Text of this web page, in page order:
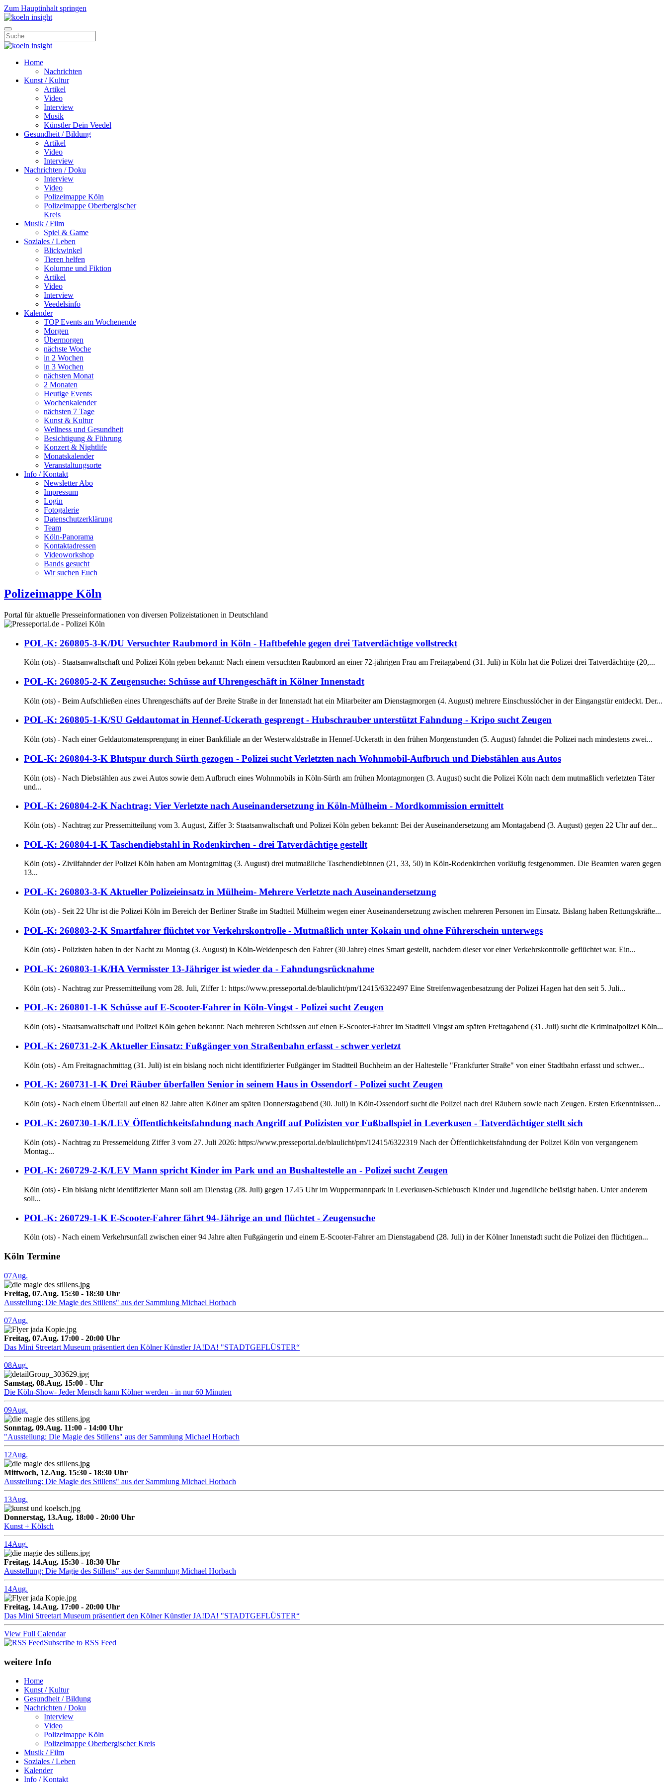
Zum Hauptinhalt springen
Home
Nachrichten
Kunst / Kultur
Artikel
Video
Interview
Musik
Künstler Dein Veedel
Gesundheit / Bildung
Artikel
Video
Interview
Nachrichten / Doku
Interview
Video
Polizeimappe Köln
Polizeimappe Oberbergischer
Kreis
Musik / Film
Spiel & Game
Soziales / Leben
Blickwinkel
Tieren helfen
Kolumne und Fiktion
Artikel
Video
Interview
Veedelsinfo
Kalender
TOP Events am Wochenende
Morgen
Übermorgen
nächste Woche
in 2 Wochen
in 3 Wochen
nächsten Monat
2 Monaten
Heutige Events
Wochenkalender
nächsten 7 Tage
Kunst & Kultur
Wellness und Gesundheit
Besichtigung & Führung
Konzert & Nightlife
Monatskalender
Veranstaltungsorte
Info / Kontakt
Newsletter Abo
Impressum
Login
Fotogalerie
Datenschutzerklärung
Team
Köln-Panorama
Kontaktadressen
Videoworkshop
Bands gesucht
Wir suchen Euch
Polizeimappe Köln
Portal für aktuelle Presseinformationen von diversen Polizeistationen in Deutschland
POL-K: 260805-3-K/DU Versuchter Raubmord in Köln - Haftbefehle gegen drei Tatverdächtige vollstreckt
Köln (ots) - Staatsanwaltschaft und Polizei Köln geben bekannt: Nach einem versuchten Raubmord an einer 72-jährigen Frau am Freitagabend (31. Juli) in Köln hat die Polizei drei Tatverdächtige (20,...
POL-K: 260805-2-K Zeugensuche: Schüsse auf Uhrengeschäft in Kölner Innenstadt
Köln (ots) - Beim Aufschließen eines Uhrengeschäfts auf der Breite Straße in der Innenstadt hat ein Mitarbeiter am Dienstagmorgen (4. August) mehrere Einschusslöcher in der Eingangstür entdeckt. Der...
POL-K: 260805-1-K/SU Geldautomat in Hennef-Uckerath gesprengt - Hubschrauber unterstützt Fahndung - Kripo sucht Zeugen
Köln (ots) - Nach einer Geldautomatensprengung in einer Bankfiliale an der Westerwaldstraße in Hennef-Uckerath in den frühen Morgenstunden (5. August) fahndet die Polizei nach mindestens zwei...
POL-K: 260804-3-K Blutspur durch Sürth gezogen - Polizei sucht Verletzten nach Wohnmobil-Aufbruch und Diebstählen aus Autos
Köln (ots) - Nach Diebstählen aus zwei Autos sowie dem Aufbruch eines Wohnmobils in Köln-Sürth am frühen Montagmorgen (3. August) sucht die Polizei Köln nach dem mutmaßlich verletzten Täter
und...
POL-K: 260804-2-K Nachtrag: Vier Verletzte nach Auseinandersetzung in Köln-Mülheim - Mordkommission ermittelt
Köln (ots) - Nachtrag zur Pressemitteilung vom 3. August, Ziffer 3: Staatsanwaltschaft und Polizei Köln geben bekannt: Bei der Auseinandersetzung am Montagabend (3. August) gegen 22 Uhr auf der...
POL-K: 260804-1-K Taschendiebstahl in Rodenkirchen - drei Tatverdächtige gestellt
Köln (ots) - Zivilfahnder der Polizei Köln haben am Montagmittag (3. August) drei mutmaßliche Taschendiebinnen (21, 33, 50) in Köln-Rodenkirchen vorläufig festgenommen. Die Beamten waren gegen
13...
POL-K: 260803-3-K Aktueller Polizeieinsatz in Mülheim- Mehrere Verletzte nach Auseinandersetzung
Köln (ots) - Seit 22 Uhr ist die Polizei Köln im Bereich der Berliner Straße im Stadtteil Mülheim wegen einer Auseinandersetzung zwischen mehreren Personen im Einsatz. Bislang haben Rettungskräfte...
POL-K: 260803-2-K Smartfahrer flüchtet vor Verkehrskontrolle - Mutmaßlich unter Kokain und ohne Führerschein unterwegs
Köln (ots) - Polizisten haben in der Nacht zu Montag (3. August) in Köln-Weidenpesch den Fahrer (30 Jahre) eines Smart gestellt, nachdem dieser vor einer Verkehrskontrolle geflüchtet war. Ein...
POL-K: 260803-1-K/HA Vermisster 13-Jähriger ist wieder da - Fahndungsrücknahme
Köln (ots) - Nachtrag zur Pressemitteilung vom 28. Juli, Ziffer 1: https://www.presseportal.de/blaulicht/pm/12415/6322497 Eine Streifenwagenbesatzung der Polizei Hagen hat den seit 5. Juli...
POL-K: 260801-1-K Schüsse auf E-Scooter-Fahrer in Köln-Vingst - Polizei sucht Zeugen
Köln (ots) - Staatsanwaltschaft und Polizei Köln geben bekannt: Nach mehreren Schüssen auf einen E-Scooter-Fahrer im Stadtteil Vingst am späten Freitagabend (31. Juli) sucht die Kriminalpolizei Köln...
POL-K: 260731-2-K Aktueller Einsatz: Fußgänger von Straßenbahn erfasst - schwer verletzt
Köln (ots) - Am Freitagnachmittag (31. Juli) ist ein bislang noch nicht identifizierter Fußgänger im Stadtteil Buchheim an der Haltestelle "Frankfurter Straße" von einer Stadtbahn erfasst und schwer...
POL-K: 260731-1-K Drei Räuber überfallen Senior in seinem Haus in Ossendorf - Polizei sucht Zeugen
Köln (ots) - Nach einem Überfall auf einen 82 Jahre alten Kölner am späten Donnerstagabend (30. Juli) in Köln-Ossendorf sucht die Polizei nach drei Räubern sowie nach Zeugen. Ersten Erkenntnissen...
POL-K: 260730-1-K/LEV Öffentlichkeitsfahndung nach Angriff auf Polizisten vor Fußballspiel in Leverkusen - Tatverdächtiger stellt sich
Köln (ots) - Nachtrag zu Pressemeldung Ziffer 3 vom 27. Juli 2026: https://www.presseportal.de/blaulicht/pm/12415/6322319 Nach der Öffentlichkeitsfahndung der Polizei Köln von vergangenem
Montag...
POL-K: 260729-2-K/LEV Mann spricht Kinder im Park und an Bushaltestelle an - Polizei sucht Zeugen
Köln (ots) - Ein bislang nicht identifizierter Mann soll am Dienstag (28. Juli) gegen 17.45 Uhr im Wuppermannpark in Leverkusen-Schlebusch Kinder und Jugendliche belästigt haben. Unter anderem
soll...
POL-K: 260729-1-K E-Scooter-Fahrer fährt 94-Jährige an und flüchtet - Zeugensuche
Köln (ots) - Nach einem Verkehrsunfall zwischen einer 94 Jahre alten Fußgängerin und einem E-Scooter-Fahrer am Dienstagabend (28. Juli) in der Kölner Innenstadt sucht die Polizei den flüchtigen...
Köln Termine
07Aug.
Freitag, 07.Aug. 15:30 - 18:30 Uhr
Ausstellung: Die Magie des Stillens" aus der Sammlung Michael Horbach
07Aug.
Freitag, 07.Aug. 17:00 - 20:00 Uhr
Das Mini Streetart Museum präsentiert den Kölner Künstler JA!DA! "STADTGEFLÜSTER“
08Aug.
Samstag, 08.Aug. 15:00 - Uhr
Die Köln-Show- Jeder Mensch kann Kölner werden - in nur 60 Minuten
09Aug.
Sonntag, 09.Aug. 11:00 - 14:00 Uhr
"Ausstellung: Die Magie des Stillens" aus der Sammlung Michael Horbach
12Aug.
Mittwoch, 12.Aug. 15:30 - 18:30 Uhr
Ausstellung: Die Magie des Stillens" aus der Sammlung Michael Horbach
13Aug.
Donnerstag, 13.Aug. 18:00 - 20:00 Uhr
Kunst + Kölsch
14Aug.
Freitag, 14.Aug. 15:30 - 18:30 Uhr
Ausstellung: Die Magie des Stillens" aus der Sammlung Michael Horbach
14Aug.
Freitag, 14.Aug. 17:00 - 20:00 Uhr
Das Mini Streetart Museum präsentiert den Kölner Künstler JA!DA! "STADTGEFLÜSTER“
View Full Calendar
Subscribe to RSS Feed
weitere Info
Home
Kunst / Kultur
Gesundheit / Bildung
Nachrichten / Doku
Interview
Video
Polizeimappe Köln
Polizeimappe Oberbergischer Kreis
Musik / Film
Soziales / Leben
Kalender
Info / Kontakt